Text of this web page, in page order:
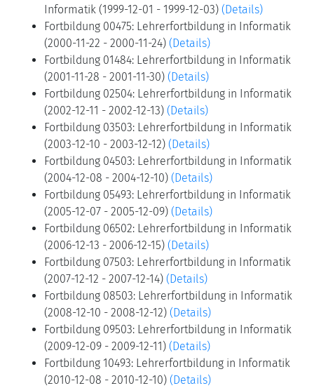
Informatik (1999-12-01 - 1999-12-03) (Details)
Fortbildung 00475: Lehrerfortbildung in Informatik
(2000-11-22 - 2000-11-24) (Details)
Fortbildung 01484: Lehrerfortbildung in Informatik
(2001-11-28 - 2001-11-30) (Details)
Fortbildung 02504: Lehrerfortbildung in Informatik
(2002-12-11 - 2002-12-13) (Details)
Fortbildung 03503: Lehrerfortbildung in Informatik
(2003-12-10 - 2003-12-12) (Details)
Fortbildung 04503: Lehrerfortbildung in Informatik
(2004-12-08 - 2004-12-10) (Details)
Fortbildung 05493: Lehrerfortbildung in Informatik
(2005-12-07 - 2005-12-09) (Details)
Fortbildung 06502: Lehrerfortbildung in Informatik
(2006-12-13 - 2006-12-15) (Details)
Fortbildung 07503: Lehrerfortbildung in Informatik
(2007-12-12 - 2007-12-14) (Details)
Fortbildung 08503: Lehrerfortbildung in Informatik
(2008-12-10 - 2008-12-12) (Details)
Fortbildung 09503: Lehrerfortbildung in Informatik
(2009-12-09 - 2009-12-11) (Details)
Fortbildung 10493: Lehrerfortbildung in Informatik
(2010-12-08 - 2010-12-10) (Details)